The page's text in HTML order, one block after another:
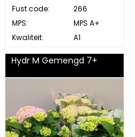
Fust code:
266
MPS:
MPS A+
Kwaliteit:
A1
Hydr M Gemengd 7+